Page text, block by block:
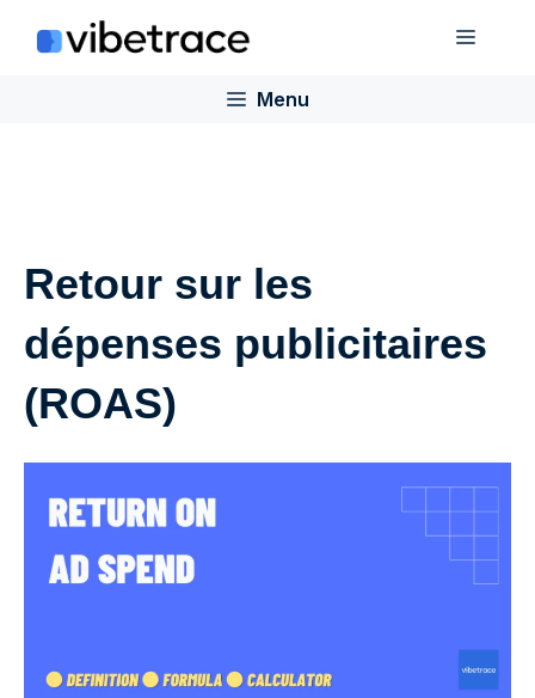
Menu
Menu
Retour sur les
dépenses publicitaires
(ROAS)